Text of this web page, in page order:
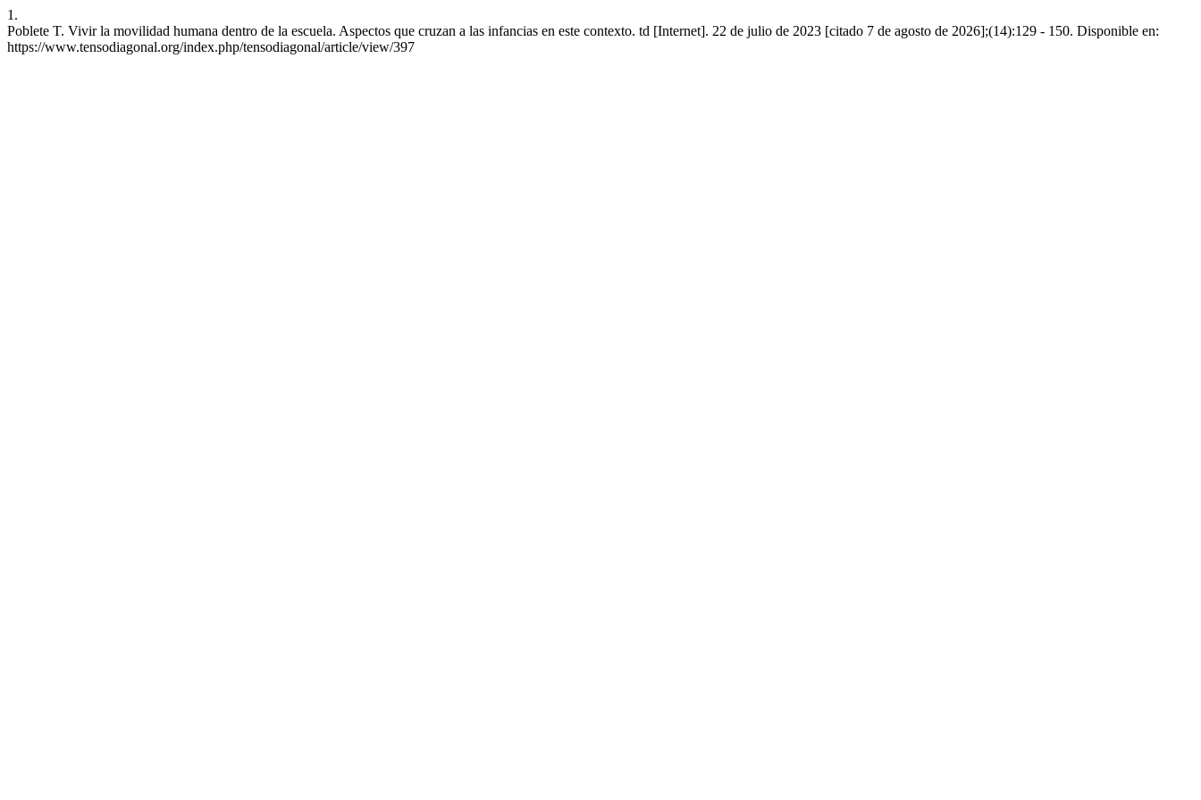
1.
Poblete T. Vivir la movilidad humana dentro de la escuela. Aspectos que cruzan a las infancias en este contexto. td [Internet]. 22 de julio de 2023 [citado 7 de agosto de 2026];(14):129 - 150. Disponible en:
https://www.tensodiagonal.org/index.php/tensodiagonal/article/view/397